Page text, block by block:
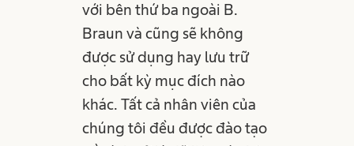
với bên thứ ba ngoài B.
Braun và cũng sẽ không
được sử dụng hay lưu trữ
cho bất kỳ mục đích nào
khác. Tất cả nhân viên của
chúng tôi đều được đào tạo